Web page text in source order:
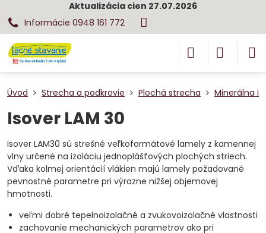
Aktualizácia cien 27.07.2026
Informácie 0948 161 772
Úvod Strecha a podkrovie Plochá strecha Minerálna
Isover LAM 30
Isover LAM30 sú strešné veľkoformátové lamely z kamennej
vlny určené na izoláciu jednoplášťových plochých striech.
Vďaka kolmej orientácií vlákien majú lamely požadované
pevnostné parametre pri výrazne nižšej objemovej
hmotnosti.
veľmi dobré tepelnoizolačné a zvukovoizolačné vlastnosti
zachovanie mechanických parametrov ako pri